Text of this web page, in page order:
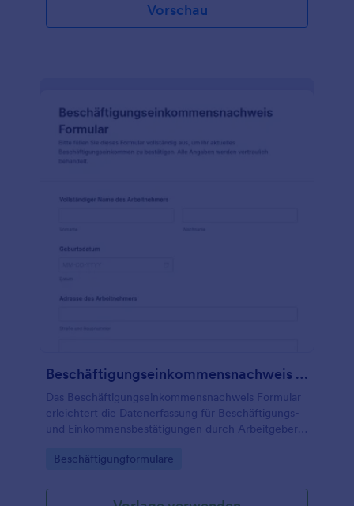
Vorschau
Beschäftigungseinkommensnachweis Formular
Das Beschäftigungseinkommensnachweis Formular
erleichtert die Datenerfassung für Beschäftigungs-
und Einkommensbestätigungen durch Arbeitgeber,
und Behörden, die einen aktuellen Nachweis
Go to Category:
Beschäftigungformulare